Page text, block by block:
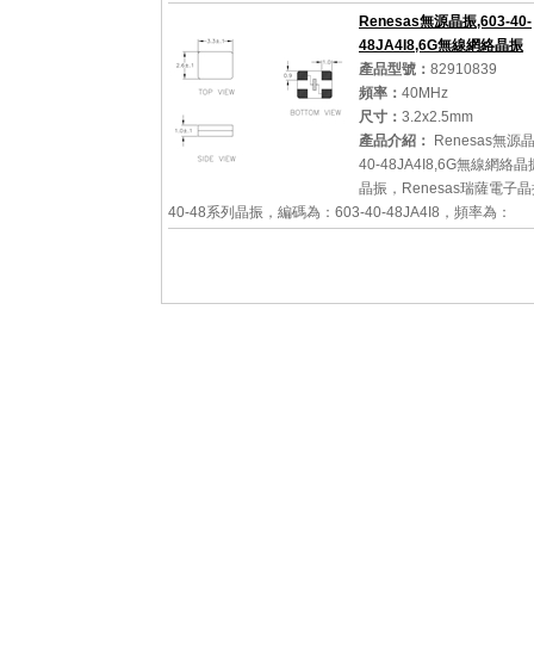
為：24.8832MHz，負載：10PF，精度：20ppm，小體
尺寸：13.9x5....
詳細參數 查看大圖
Renesas無源晶振,603-40-
48JA4I8,6G無線網絡晶振
產品型號： 82910839
頻率： 40MHz
尺寸： 3.2x2.5mm
產品介紹：
Renesas無源
40-48JA4I8,6G無線網絡晶
晶振，Renesas瑞薩電子
40-48系列晶振，編碼為：603-40-48JA4I8，頻率為：